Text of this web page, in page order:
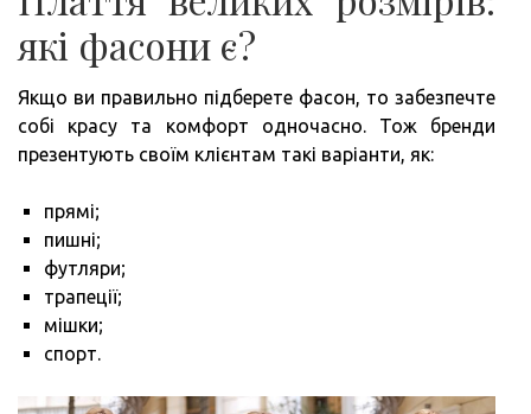
які фасони є?
Якщо ви правильно підберете фасон, то забезпечте
собі красу та комфорт одночасно. Тож бренди
презентують своїм клієнтам такі варіанти, як:
прямі;
пишні;
футляри;
трапеції;
мішки;
спорт.